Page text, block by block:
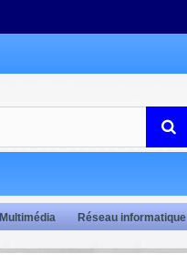
Multimédia Réseau informatique